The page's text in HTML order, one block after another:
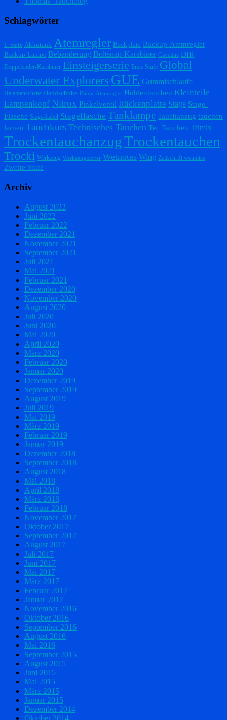
Schlagwörter
1. Stufe Akkutank Atemregler Backplate Backup-Atemregler
Backup-Lampe Bebänderung Boltsnap-Karabiner Caveline DIR
Doppelender-Karabiner Einsteigerserie Erste Stufe Global
Underwater Explorers GUE Gummischlaufe
Halsmanschette Handschuhe Haupt-Atemregler Höhlentauchen Kleinteile
Lampenkopf Nitrox Pinkelventil Rückenplatte Stage Stage-
Flasche Stage-Label Stageflasche Tanklampe Tauchanzug tauchen
lernen Tauchkurs Technisches Tauchen Tec Tauchen Trimix
TrockentauchanzugTrockentauchen
Trocki Werkzeug Werkzeugkoffer Wetnotes Wing Zeitschrift wetnotes
Zweite Stufe
Archiv
August 2022
Juni 2022
Februar 2022
Dezember 2021
November 2021
September 2021
Juli 2021
Mai 2021
Februar 2021
Dezember 2020
November 2020
August 2020
Juli 2020
Juni 2020
Mai 2020
April 2020
März 2020
Februar 2020
Januar 2020
Dezember 2019
September 2019
August 2019
Juli 2019
Mai 2019
März 2019
Februar 2019
Januar 2019
Dezember 2018
September 2018
August 2018
Mai 2018
April 2018
März 2018
Februar 2018
November 2017
Oktober 2017
September 2017
August 2017
Juli 2017
Juni 2017
Mai 2017
März 2017
Februar 2017
Januar 2017
November 2016
Oktober 2016
September 2016
August 2016
Mai 2016
September 2015
August 2015
Juni 2015
Mai 2015
März 2015
Januar 2015
Dezember 2014
Oktober 2014